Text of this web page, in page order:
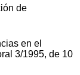
de
en el
3/1995, de 10